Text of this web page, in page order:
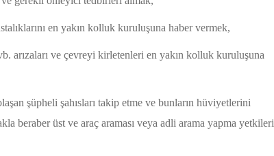
en yakın kolluk kuruluşuna haber vermek,
arızaları ve çevreyi kirletenleri en yakın kolluk kuruluşuna
şüpheli şahısları takip etme ve bunların hüviyetlerini
beraber üst ve araç araması veya adli arama yapma yetkileri